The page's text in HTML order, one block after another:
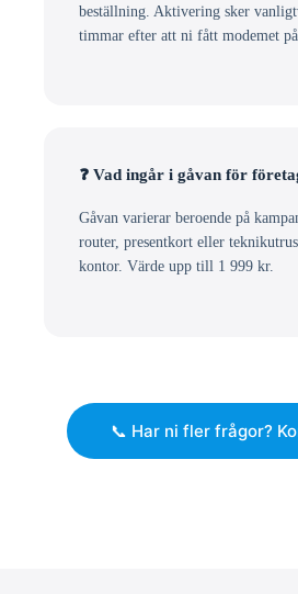
beställning. Aktivering sker
timmar efter att ni fått modemet på
❓ Vad ingår i gåvan för
Gåvan varierar beroende på
router, presentkort eller
kontor. Värde upp till 1 999 kr.
📞 Har ni fler frågor?